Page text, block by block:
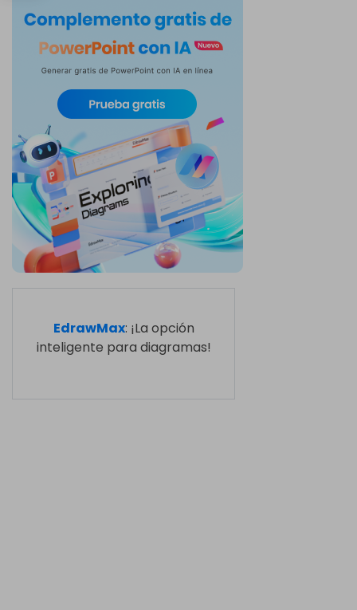
EdrawMax: ¡La opción
inteligente para diagramas!